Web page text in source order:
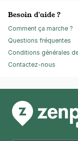
Besoin d'aide ?
Comment ça marche ?
Questions fréquentes
Conditions générales
Contactez-nous